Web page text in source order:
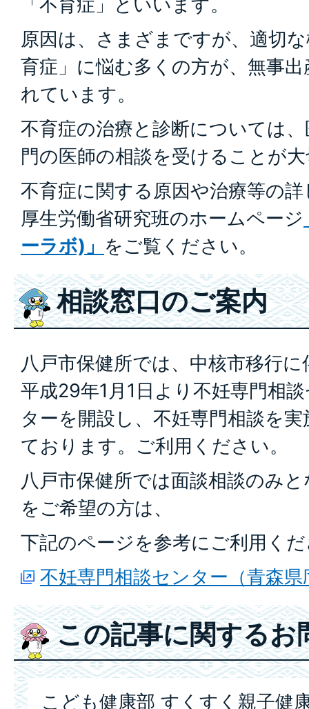
原因は、さまざまですが、適切
育症」に悩む多くの方が、無事
れています。
不育症の治療と診断については
門の医師の相談を受けることが
不育症に関する原因や治療等の
厚生労働省研究班のホームページ
ーラボ)」 をご覧ください。
相談窓口のご案内
八戸市保健所では、中核市移行に
平成29年1月1日より不妊専門相
ターを開設し、不妊専門相談を実
ております。ご利用ください。
八戸市保健所では面談相談のみ
をご希望の方は、
下記のページを参考にご利用く
不妊専門相談センター（青森
この記事に関するお
こども健康部 すくすく親子健